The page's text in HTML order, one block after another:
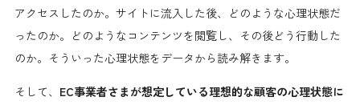
アクセスしたのか。サイトに流入した後、どのような心理状態だ
ったのか。どのようなコンテンツを閲覧し、その後どう行動した
のか。そういった心理状態をデータから読み解きます。
そして、 EC事業者さまが想定している理想的な顧客の心理状態に